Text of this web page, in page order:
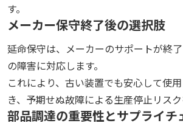
す。
メーカー保守終了後の選択肢
延命保守は、メーカーのサポートが終
の障害に対応します。
これにより、古い装置でも安心して使
き、予期せぬ故障による生産停止リスク
部品調達の重要性とサプライチ